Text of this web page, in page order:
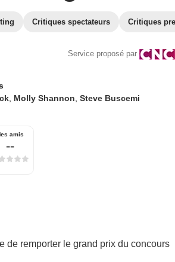
Critiques spectateurs Critiques
Service proposé par
, Molly Shannon Steve Buscemi
amis
--
de remporter le grand prix du concours